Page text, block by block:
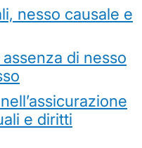
nesso causale e
di nesso
e diritti